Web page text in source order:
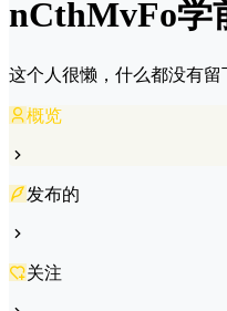
nCthMvFo学
这个人很懒，什么都没有留
概览
发布的
关注